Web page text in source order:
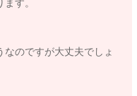
くださいね😊
す。
のですが大丈夫でしょ